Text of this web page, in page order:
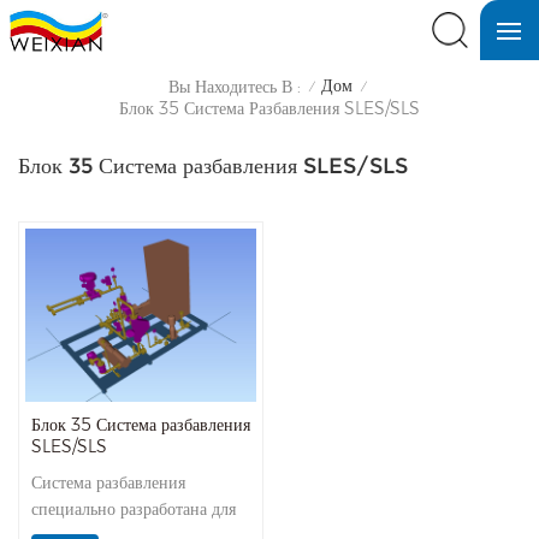
Вы Находитесь В : / Дом /
Блок 35 Система Разбавления SLES/SLS
Блок 35 Система разбавления SLES/SLS
Блок 35 Система разбавления
SLES/SLS
Система разбавления
специально разработана для